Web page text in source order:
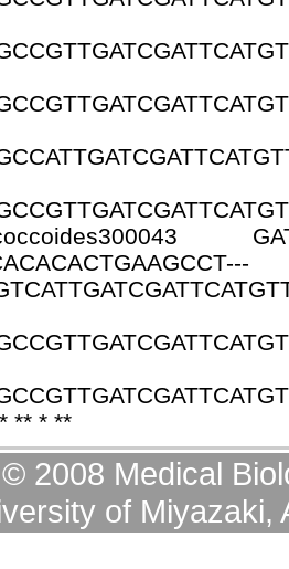
** * **
2008 Medical
of Miyazaki,